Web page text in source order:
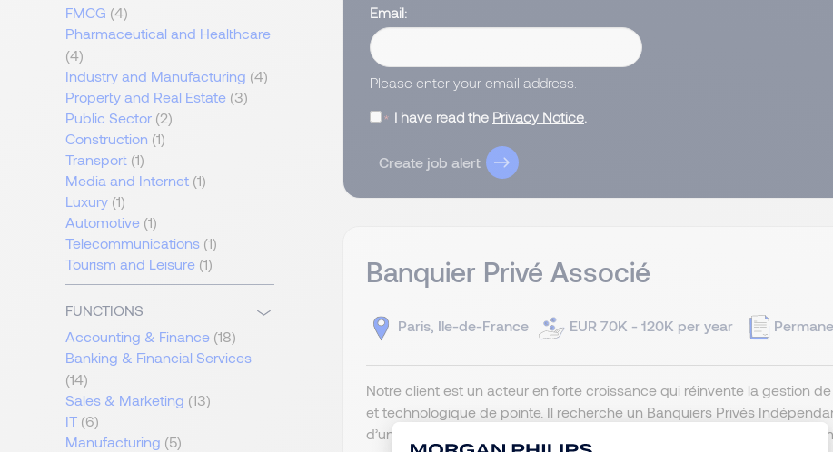
FMCG (4)
Pharmaceutical and Healthcare
(4)
Industry and Manufacturing (4)
Property and Real Estate (3)
Public Sector (2)
Construction (1)
Transport (1)
Media and Internet (1)
Luxury (1)
Automotive (1)
Telecommunications (1)
Tourism and Leisure (1)
FUNCTIONS
Accounting & Finance (18)
Banking & Financial Services
(14)
Sales & Marketing (13)
IT (6)
Manufacturing (5)
Email
Please enter your email address.
I have read the Privacy Notice
Create job alert
Banquier Privé Associé
Paris, Ile-de-France EUR 70K - 120K per year
Notre client est un acteur en forte croissance qui réinvente la gestion
et technologique de pointe. Il recherche un Banquiers Privés
d’une clientèle patrimoniale. Missions principales: 1. Développement